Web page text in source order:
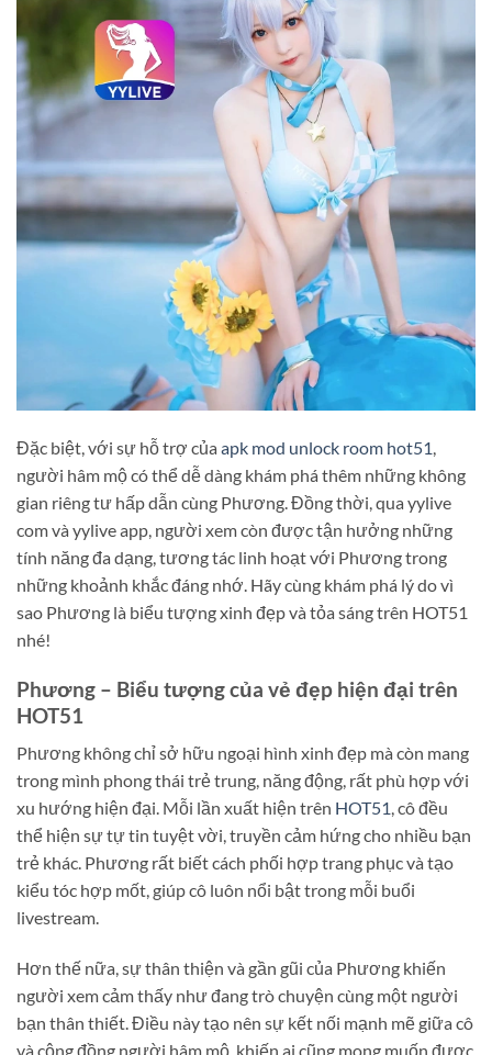
Đặc biệt, với sự hỗ trợ của apk mod unlock room hot51,
người hâm mộ có thể dễ dàng khám phá thêm những không
gian riêng tư hấp dẫn cùng Phương. Đồng thời, qua yylive
com và yylive app, người xem còn được tận hưởng những
tính năng đa dạng, tương tác linh hoạt với Phương trong
những khoảnh khắc đáng nhớ. Hãy cùng khám phá lý do vì
sao Phương là biểu tượng xinh đẹp và tỏa sáng trên HOT51
nhé!
Phương – Biểu tượng của vẻ đẹp hiện đại trên
HOT51
Phương không chỉ sở hữu ngoại hình xinh đẹp mà còn mang
trong mình phong thái trẻ trung, năng động, rất phù hợp với
xu hướng hiện đại. Mỗi lần xuất hiện trên HOT51, cô đều
thể hiện sự tự tin tuyệt vời, truyền cảm hứng cho nhiều bạn
trẻ khác. Phương rất biết cách phối hợp trang phục và tạo
kiểu tóc hợp mốt, giúp cô luôn nổi bật trong mỗi buổi
livestream.
Hơn thế nữa, sự thân thiện và gần gũi của Phương khiến
người xem cảm thấy như đang trò chuyện cùng một người
bạn thân thiết. Điều này tạo nên sự kết nối mạnh mẽ giữa cô
và cộng đồng người hâm mộ, khiến ai cũng mong muốn được